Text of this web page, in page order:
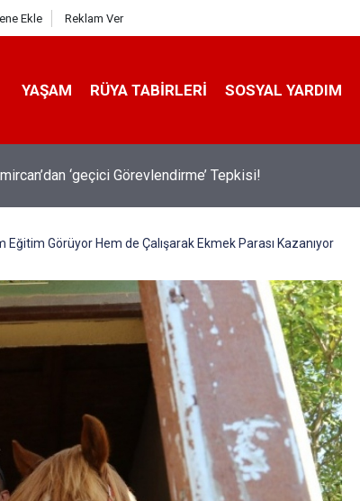
Ekle Reklam Ver
YAŞAM RÜYA TABIRLERI SOSYAL YARDIM
‘geçici Görevlendirme’ Tepkisi!
Eğitim Görüyor Hem de Çalışarak Ekmek Parası Kazanıyor